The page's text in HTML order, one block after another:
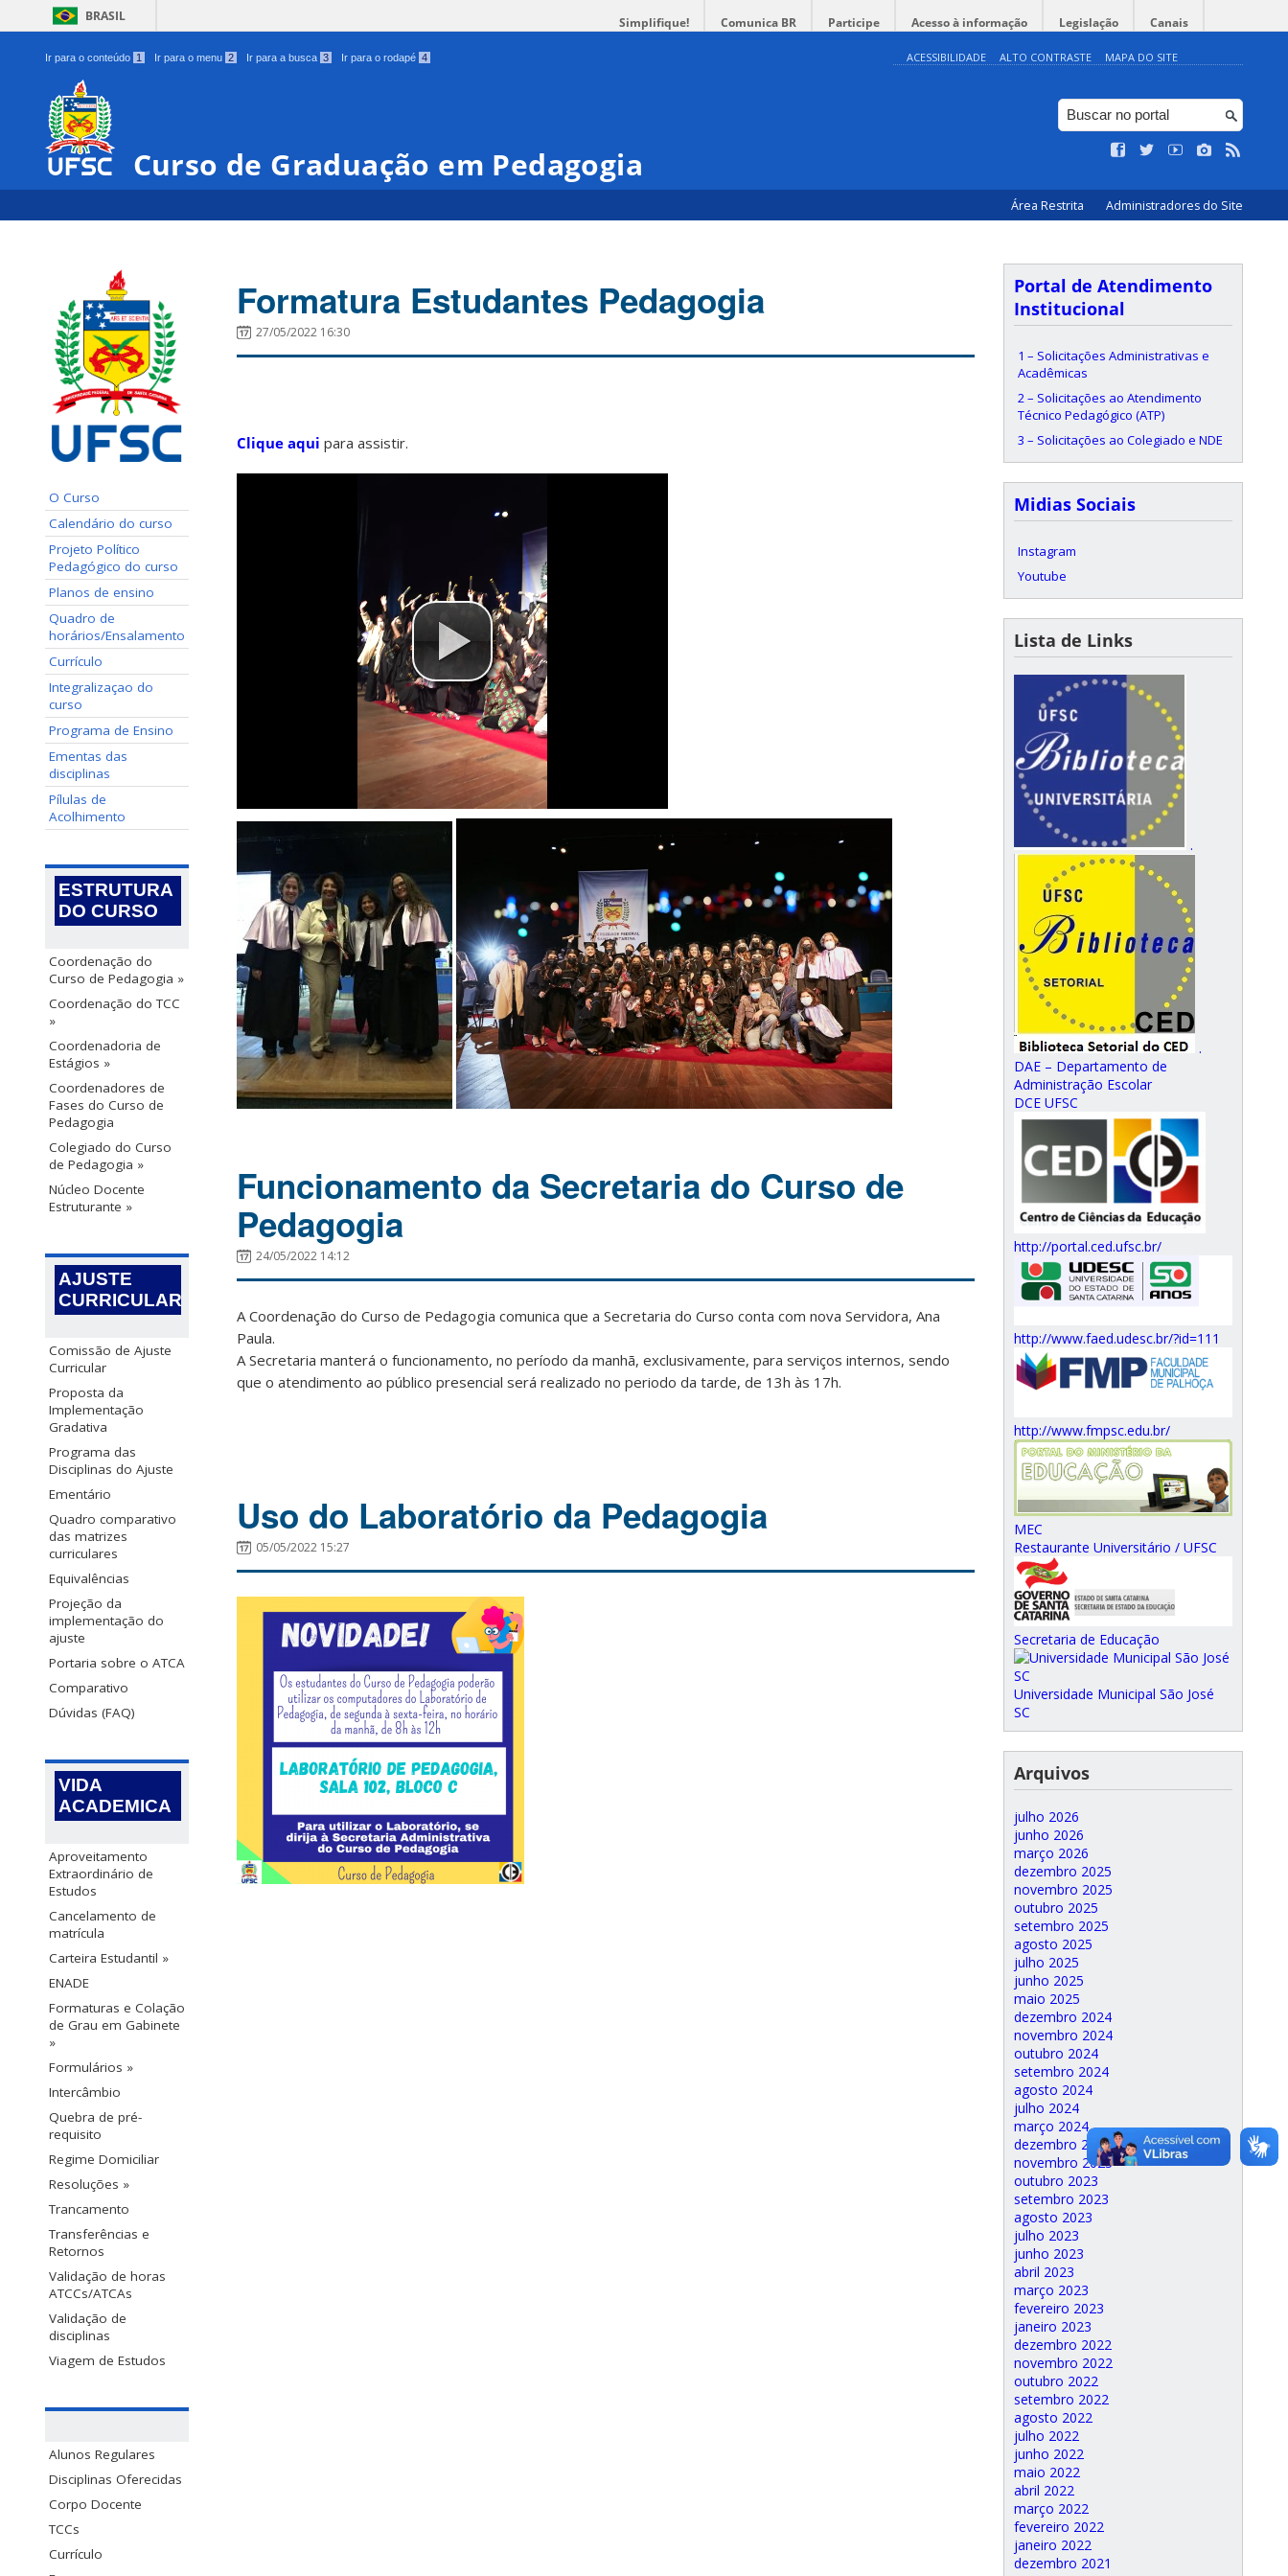
BRASIL Simplifique! Comunica BR Participe Acesso à informação Legislação Canais
Ir para o conteúdo 1 Ir para o menu 2 Ir para a busca 3 Ir para o rodapé 4 ACESSIBILIDADE ALTO CONTRASTE MAPA DO SITE
Curso de Graduação em Pedagogia
Área Restrita Administradores do Site
O Curso
Calendário do curso
Projeto Político
Pedagógico do curso
Planos de ensino
Quadro de
horários/Ensalamento
Currículo
Integralizaçao do
curso
Programa de Ensino
Ementas das
disciplinas
Pílulas de
Acolhimento
ESTRUTURA
DO CURSO
Coordenação do
Curso de Pedagogia »
Coordenação do TCC
»
Coordenadoria de
Estágios »
Coordenadores de
Fases do Curso de
Pedagogia
Colegiado do Curso
de Pedagogia »
Núcleo Docente
Estruturante »
AJUSTE
CURRICULAR
Comissão de Ajuste
Curricular
Proposta da
Implementação
Gradativa
Programa das
Disciplinas do Ajuste
Ementário
Quadro comparativo
das matrizes
curriculares
Equivalências
Projeção da
implementação do
ajuste
Portaria sobre o ATCA
Comparativo
Dúvidas (FAQ)
VIDA
ACADEMICA
Aproveitamento
Extraordinário de
Estudos
Cancelamento de
matrícula
Carteira Estudantil »
ENADE
Formaturas e Colação
de Grau em Gabinete
»
Formulários »
Intercâmbio
Quebra de pré-
requisito
Regime Domiciliar
Resoluções »
Trancamento
Transferências e
Retornos
Validação de horas
ATCCs/ATCAs
Validação de
disciplinas
Viagem de Estudos
Alunos Regulares
Disciplinas Oferecidas
Corpo Docente
TCCs
Currículo
Formatura Estudantes Pedagogia
27/05/2022 16:30
Clique aqui para assistir.
Funcionamento da Secretaria do Curso de
Pedagogia
24/05/2022 14:12
A Coordenação do Curso de Pedagogia comunica que a Secretaria do Curso conta com nova Servidora, Ana
Paula.
A Secretaria manterá o funcionamento, no período da manhã, exclusivamente, para serviços internos, sendo
que o atendimento ao público presencial será realizado no periodo da tarde, de 13h às 17h.
Uso do Laboratório da Pedagogia
05/05/2022 15:27
Portal de Atendimento
Institucional
1 – Solicitações Administrativas e
Acadêmicas
2 – Solicitações ao Atendimento
Técnico Pedagógico (ATP)
3 – Solicitações ao Colegiado e NDE
Midias Sociais
Instagram
Youtube
Lista de Links
.
.
DAE – Departamento de
Administração Escolar
DCE UFSC
http://portal.ced.ufsc.br/
http://www.faed.udesc.br/?id=111
http://www.fmpsc.edu.br/
MEC
Restaurante Universitário / UFSC
Secretaria de Educação
Universidade Municipal São José
SC
Arquivos
julho 2026
junho 2026
março 2026
dezembro 2025
novembro 2025
outubro 2025
setembro 2025
agosto 2025
julho 2025
junho 2025
maio 2025
dezembro 2024
novembro 2024
outubro 2024
setembro 2024
agosto 2024
julho 2024
março 2024
dezembro 2023
novembro 2023
outubro 2023
setembro 2023
agosto 2023
julho 2023
junho 2023
abril 2023
março 2023
fevereiro 2023
janeiro 2023
dezembro 2022
novembro 2022
outubro 2022
setembro 2022
agosto 2022
julho 2022
junho 2022
maio 2022
abril 2022
março 2022
fevereiro 2022
janeiro 2022
dezembro 2021